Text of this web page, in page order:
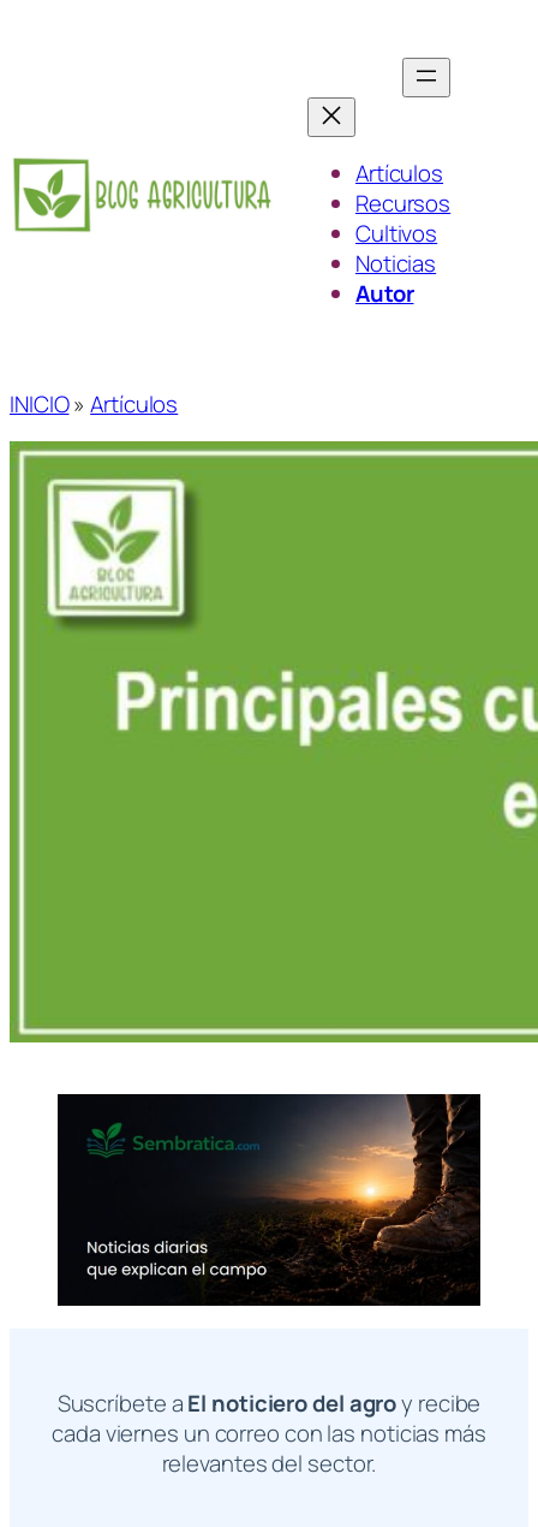
Artículos
Recursos
Cultivos
Noticias
Autor
INICIO» Artículos
Suscríbete aEl noticiero del agroy recibe
cada viernes un correo con las noticias más
relevantes del sector.